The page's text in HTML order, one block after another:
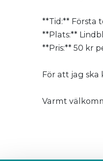
**Tid:** Första
**Plats:**
**Pris:** 50 kr
För att jag ska
Varmt